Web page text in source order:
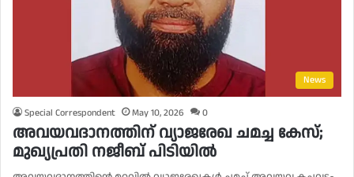
News
Special Correspondent May 10, 2026 0
അവയവദാനത്തിന് വ്യാജരേഖ ചമച്ച കേസ്;
മുഖ്യപ്രതി നജീബ് പിടിയില്‍